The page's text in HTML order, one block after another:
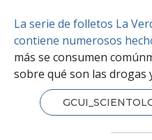
La serie de folletos La
contiene numerosos
más se consumen
sobre qué son las drogas